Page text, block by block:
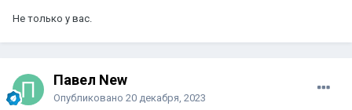
Не только у вас.
Павел New
Опубликовано 20 декабря, 2023